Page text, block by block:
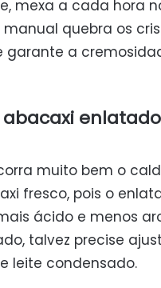
mexa a cada hora
manual quebra os
garante a
abacaxi
muito bem o
fresco, pois o
ácido e menos
talvez precise
leite condensado.